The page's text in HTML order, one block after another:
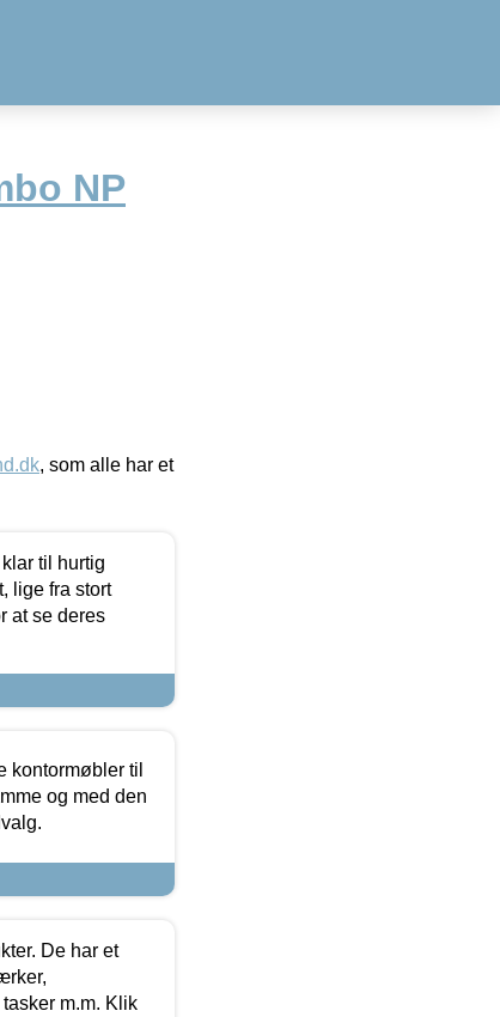
NP
, som alle har et
til hurtig
lige fra stort
at se deres
kontormøbler til
og med den
De har et
m.m. Klik